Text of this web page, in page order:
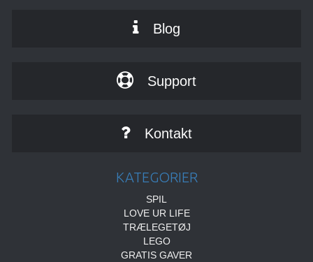
Blog
Support
Kontakt
KATEGORIER
SPIL
LOVE UR LIFE
TRÆLEGETØJ
LEGO
GRATIS GAVER